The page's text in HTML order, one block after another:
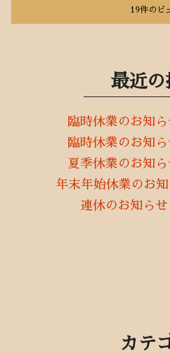
19件のビ
最近の
臨時休業のお知ら
臨時休業のお知ら
夏季休業のお知ら
年末年始休業のお
連休のお知らせ
カテ